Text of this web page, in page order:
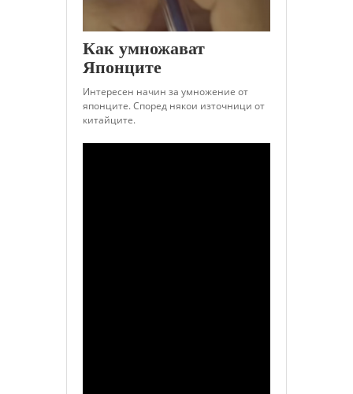
Как умножават
Японците
Интересен начин за умножение от
японците. Според някои източници от
китайците.